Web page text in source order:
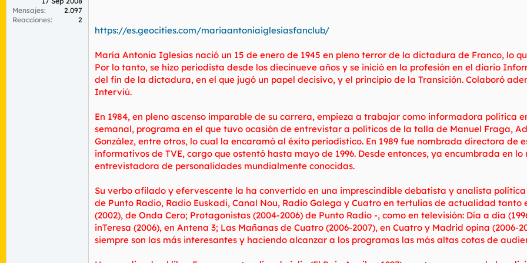
Mensajes
2.097
Reacciones
2
https://es.geocities.com/mariaantoniaiglesiasfanclub/
María Antonia Iglesias nació un 15 de enero de 1945 en pleno terror de la dictadura de Franco, lo
Por lo tanto, se hizo periodista desde los diecinueve años y se inició en la profesión en el diario
del fin de la dictadura, en el que jugó un papel decisivo, y el principio de la Transición. Colaboró
Interviú.
En 1984, en pleno ascenso imparable de su carrera, empieza a trabajar como informadora política
semanal, programa en el que tuvo ocasión de entrevistar a políticos de la talla de Manuel Fraga,
González, entre otros, lo cual la encaramó al éxito periodístico. En 1989 fue nombrada directora de
informativos de TVE, cargo que ostentó hasta mayo de 1996. Desde entonces, ya encumbrada en
entrevistadora de personalidades mundialmente conocidas.
Su verbo afilado y efervescente la ha convertido en una imprescindible debatista y analista
de Punto Radio, Radio Euskadi, Canal Nou, Radio Galega y Cuatro en tertulias de actualidad tanto
(2002), de Onda Cero; Protagonistas (2004-2006) de Punto Radio -, como en televisión: Día a día
inTeresa (2006), en Antena 3; Las Mañanas de Cuatro (2006-2007), en Cuatro y Madrid opina
siempre son las más interesantes y haciendo alcanzar a los programas las más altas cotas de